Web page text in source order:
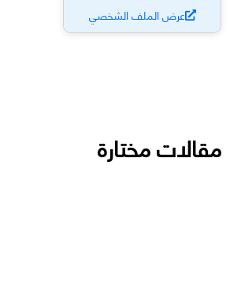
عرض الملف الشخصي
مقالات مختارة